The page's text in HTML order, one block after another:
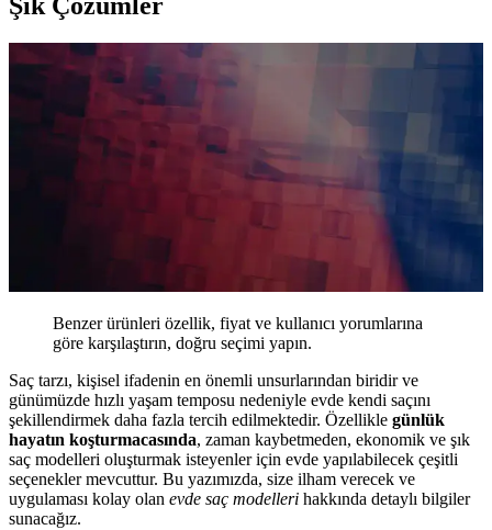
Şık Çözümler
Benzer ürünleri özellik, fiyat ve kullanıcı yorumlarına
göre karşılaştırın, doğru seçimi yapın.
Saç tarzı, kişisel ifadenin en önemli unsurlarından biridir ve
günümüzde hızlı yaşam temposu nedeniyle evde kendi saçını
şekillendirmek daha fazla tercih edilmektedir. Özellikle günlük
hayatın koşturmacasında, zaman kaybetmeden, ekonomik ve şık
saç modelleri oluşturmak isteyenler için evde yapılabilecek çeşitli
seçenekler mevcuttur. Bu yazımızda, size ilham verecek ve
uygulaması kolay olan evde saç modelleri hakkında detaylı bilgiler
sunacağız.